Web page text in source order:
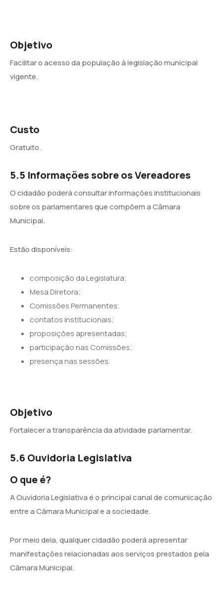
Objetivo
Facilitar o acesso da população à legislação municipal
vigente.
Custo
Gratuito.
5.5 Informações sobre os Vereadores
O cidadão poderá consultar informações institucionais
sobre os parlamentares que compõem a Câmara
Municipal.
Estão disponíveis:
composição da Legislatura;
Mesa Diretora;
Comissões Permanentes;
contatos institucionais;
proposições apresentadas;
participação nas Comissões;
presença nas sessões.
Objetivo
Fortalecer a transparência da atividade parlamentar.
5.6 Ouvidoria Legislativa
O que é?
A Ouvidoria Legislativa é o principal canal de comunicação
entre a Câmara Municipal e a sociedade.
Por meio dela, qualquer cidadão poderá apresentar
manifestações relacionadas aos serviços prestados pela
Câmara Municipal.